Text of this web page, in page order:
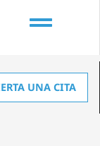
UNA CITA
ANATOMÍA Y